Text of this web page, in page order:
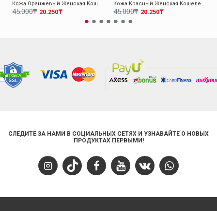
Кожа Оранжевый Женская Кошелек 779CA2614
20.250₸
45.000₸
Кожа Красный Женская Кошелек 779CA2614
20.250₸
45.000₸
СЛЕДИТЕ ЗА НАМИ В СОЦИАЛЬНЫХ СЕТЯХ И УЗНАВАЙТЕ О НОВЫХ
ПРОДУКТАХ ПЕРВЫМИ!